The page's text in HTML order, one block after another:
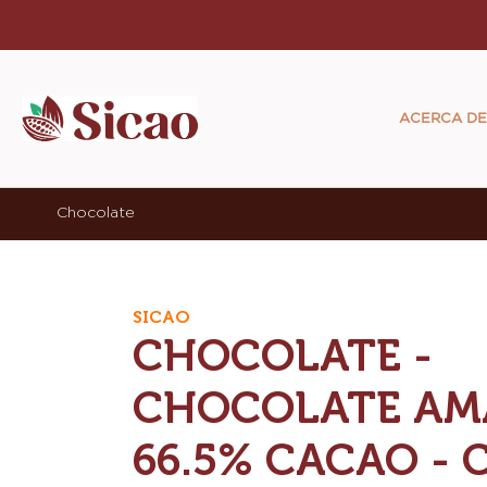
to
content
ACERCA
Chocolate
SICAO
CHOCOLATE -
CHOCOLATE
66.5% CACAO -